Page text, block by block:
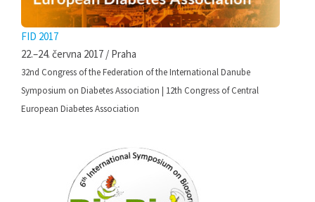
FID 2017
22.–24. června 2017 / Praha
32nd Congress of the Federation of the International Danube
Symposium on Diabetes Association | 12th Congress of Central
European Diabetes Association